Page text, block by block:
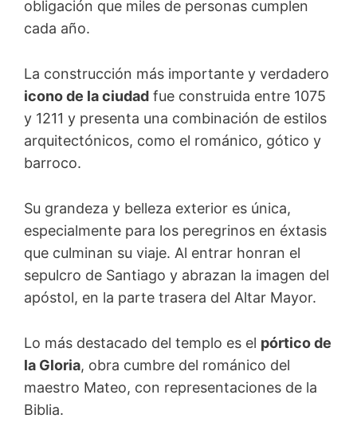
obligación que miles de personas cumplen
cada año.
La construcción más importante y verdadero
icono de la ciudad fue construida entre 1075
y 1211 y presenta una combinación de estilos
arquitectónicos, como el románico, gótico y
barroco.
Su grandeza y belleza exterior es única,
especialmente para los peregrinos en éxtasis
que culminan su viaje. Al entrar honran el
sepulcro de Santiago y abrazan la imagen del
apóstol, en la parte trasera del Altar Mayor.
Lo más destacado del templo es el pórtico de
la Gloria, obra cumbre del románico del
maestro Mateo, con representaciones de la
Biblia.